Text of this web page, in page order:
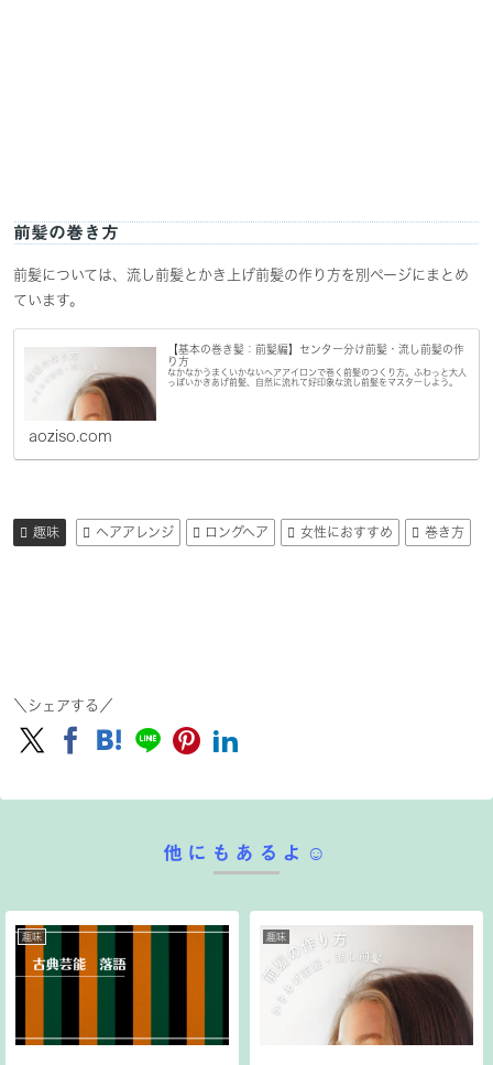
前髪の巻き方
前髪については、流し前髪とかき上げ前髪の作り方を別ページにまとめ
ています。
【基本の巻き髪：前髪編】センター分け前髪・流し前髪の作
り方
なかなかうまくいかないヘアアイロンで巻く前髪のつくり方。ふわっと大人
っぽいかきあげ前髪、自然に流れて好印象な流し前髪をマスターしよう。
aoziso.com
趣味 ヘアアレンジ ロングヘア 女性におすすめ 巻き方
＼シェアする／
他にもあるよ☺︎
趣味 趣味